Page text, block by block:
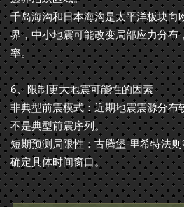
千岛海沟和日本海沟是太平洋板块向
界，中小地震可能改变局部应力分布
率。
6、限制更大地震可能性的因素
非典型前震模式：近期地震震源分布
不是典型前震序列。
短期预测局限性：古腾堡-里希特法
确定具体时间窗口。